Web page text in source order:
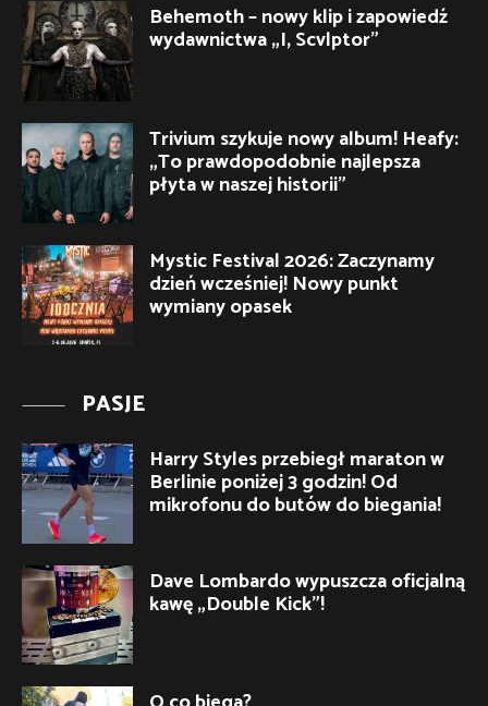
Behemoth – nowy klip i zapowiedź
wydawnictwa „I, Scvlptor”
Trivium szykuje nowy album! Heafy:
„To prawdopodobnie najlepsza
płyta w naszej historii”
Mystic Festival 2026: Zaczynamy
dzień wcześniej! Nowy punkt
wymiany opasek
PASJE
Harry Styles przebiegł maraton w
Berlinie poniżej 3 godzin! Od
mikrofonu do butów do biegania!
Dave Lombardo wypuszcza oficjalną
kawę „Double Kick”!